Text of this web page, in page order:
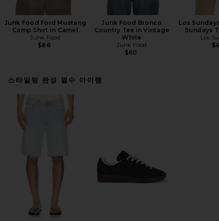
Junk Food Ford Mustang
Camp Shirt in Camel
Junk Food
$88
Junk Food Bronco
Country Tee in Vintage
White
Junk Food
$60
Los
Sundays
Los
스타일링 완성 필수 아이템